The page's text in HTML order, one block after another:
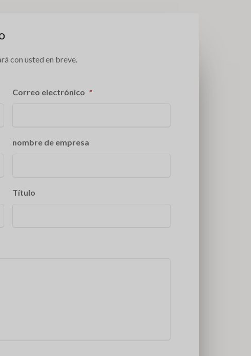
con usted en breve.
Correo electrónico *
nombre de empresa
Título